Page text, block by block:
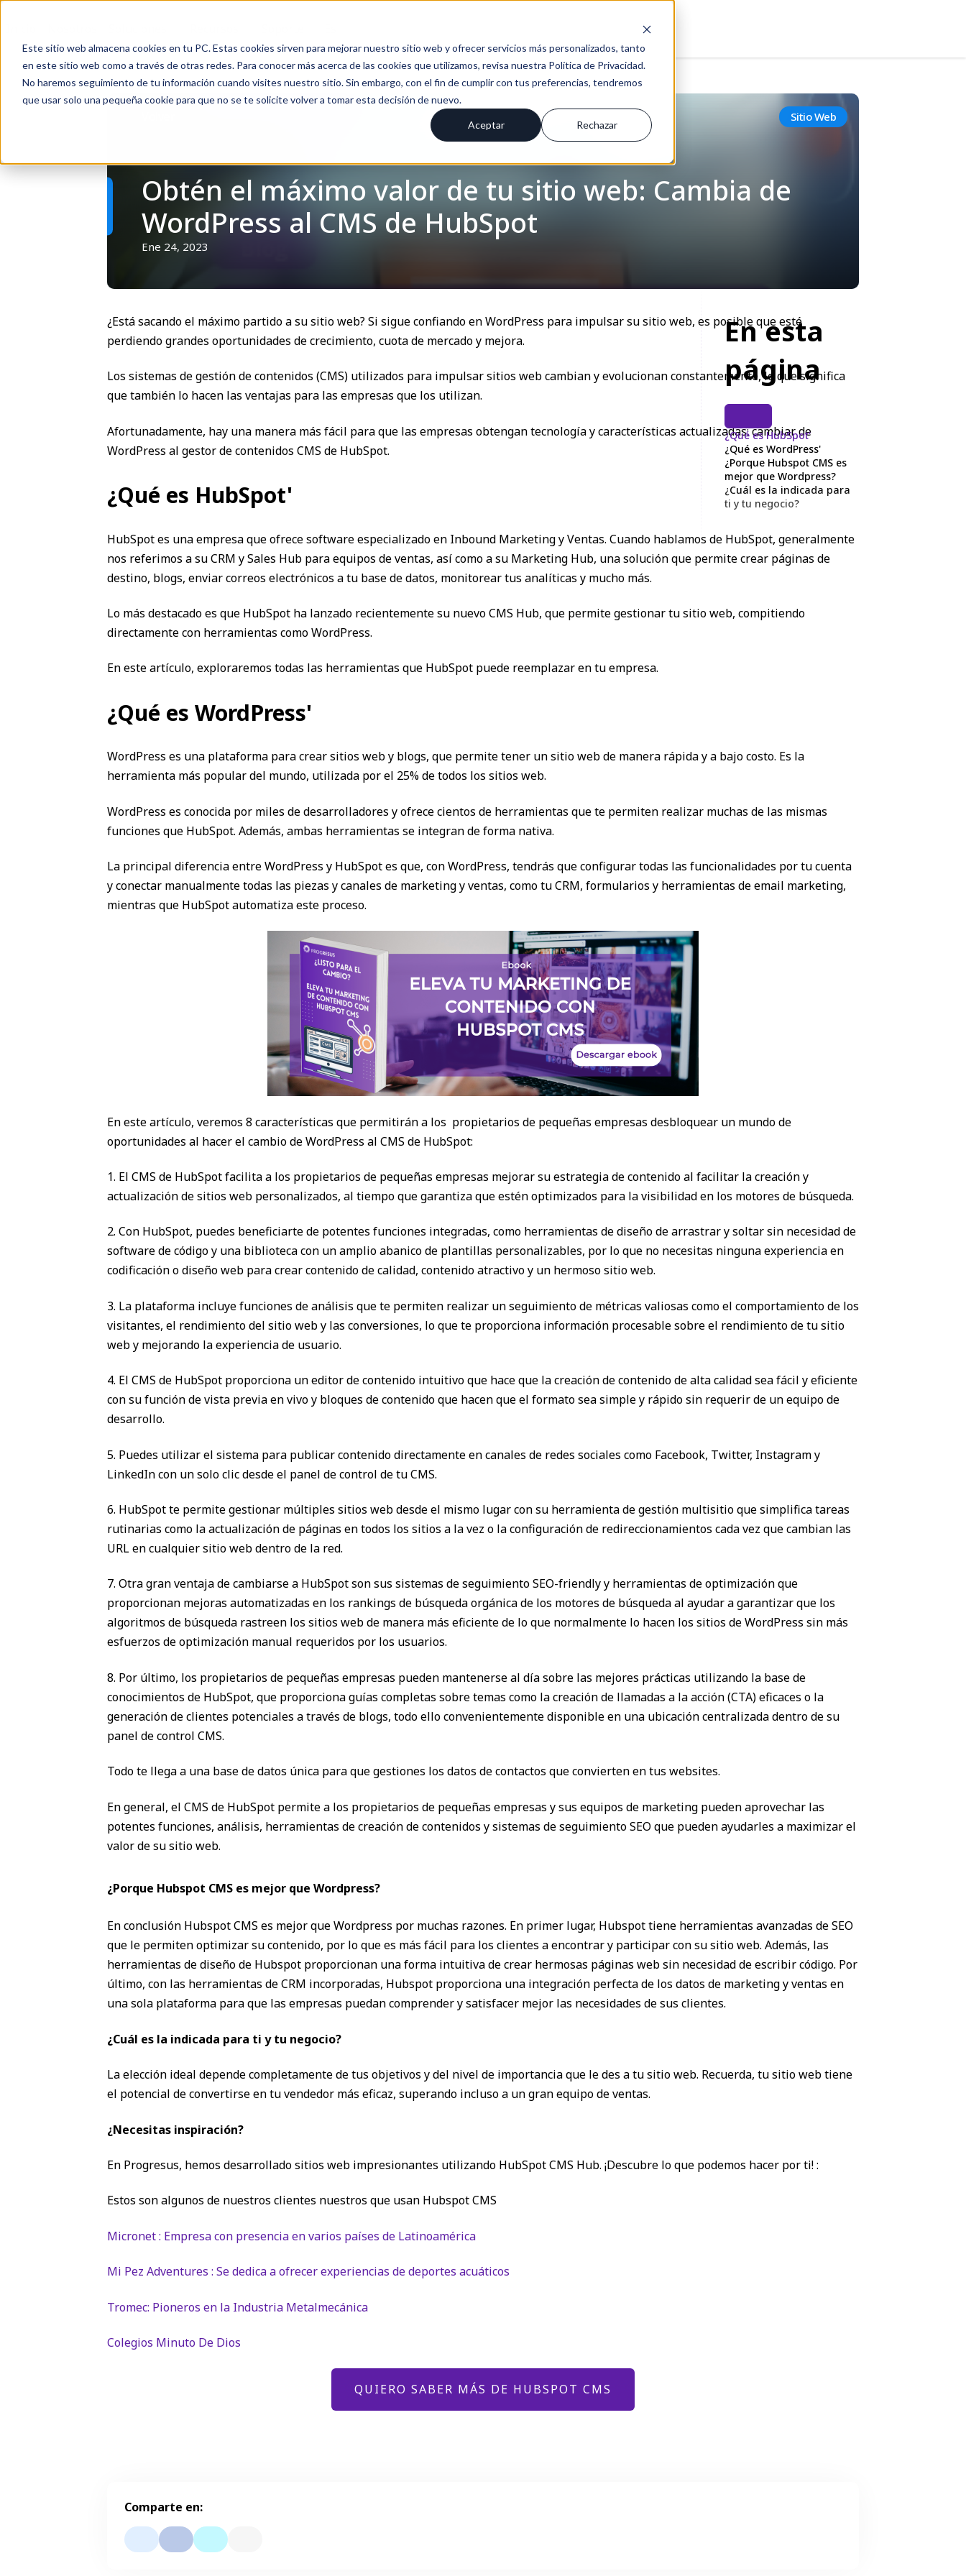
Este sitio web almacena cookies en tu PC. Estas cookies sirven para mejorar nuestro sitio web y ofrecer servicios más personalizados, tanto
en este sitio web como a través de otras redes. Para conocer más acerca de las cookies que utilizamos, revisa nuestra Política de Privacidad.
No haremos seguimiento de tu información cuando visites nuestro sitio. Sin embargo, con el fin de cumplir con tus preferencias, tendremos
que usar solo una pequeña cookie para que no se te solicite volver a tomar esta decisión de nuevo.
Aceptar Rechazar
Sitio Web
Obtén el máximo valor de tu sitio web: Cambia de
WordPress al CMS de HubSpot
Ene 24, 2023
¿Está sacando el máximo partido a su sitio web? Si sigue confiando en WordPress para impulsar su sitio web, es posible que esté
perdiendo grandes oportunidades de crecimiento, cuota de mercado y mejora.
Los sistemas de gestión de contenidos (CMS) utilizados para impulsar sitios web cambian y evolucionan constantemente, lo que significa
que también lo hacen las ventajas para las empresas que los utilizan.
Afortunadamente, hay una manera más fácil para que las empresas obtengan tecnología y características actualizadas: cambiar de
WordPress al gestor de contenidos CMS de HubSpot.
¿Qué es HubSpot'
HubSpot es una empresa que ofrece software especializado en Inbound Marketing y Ventas. Cuando hablamos de HubSpot, generalmente
nos referimos a su CRM y Sales Hub para equipos de ventas, así como a su Marketing Hub, una solución que permite crear páginas de
destino, blogs, enviar correos electrónicos a tu base de datos, monitorear tus analíticas y mucho más.
Lo más destacado es que HubSpot ha lanzado recientemente su nuevo CMS Hub, que permite gestionar tu sitio web, compitiendo
directamente con herramientas como WordPress.
En este artículo, exploraremos todas las herramientas que HubSpot puede reemplazar en tu empresa.
¿Qué es WordPress'
WordPress es una plataforma para crear sitios web y blogs, que permite tener un sitio web de manera rápida y a bajo costo. Es la
herramienta más popular del mundo, utilizada por el 25% de todos los sitios web.
WordPress es conocida por miles de desarrolladores y ofrece cientos de herramientas que te permiten realizar muchas de las mismas
funciones que HubSpot. Además, ambas herramientas se integran de forma nativa.
La principal diferencia entre WordPress y HubSpot es que, con WordPress, tendrás que configurar todas las funcionalidades por tu cuenta
y conectar manualmente todas las piezas y canales de marketing y ventas, como tu CRM, formularios y herramientas de email marketing,
mientras que HubSpot automatiza este proceso.
En este artículo, veremos 8 características que permitirán a los propietarios de pequeñas empresas desbloquear un mundo de
oportunidades al hacer el cambio de WordPress al CMS de HubSpot:
1. El CMS de HubSpot facilita a los propietarios de pequeñas empresas mejorar su estrategia de contenido al facilitar la creación y
actualización de sitios web personalizados, al tiempo que garantiza que estén optimizados para la visibilidad en los motores de búsqueda.
2. Con HubSpot, puedes beneficiarte de potentes funciones integradas, como herramientas de diseño de arrastrar y soltar sin necesidad de
software de código y una biblioteca con un amplio abanico de plantillas personalizables, por lo que no necesitas ninguna experiencia en
codificación o diseño web para crear contenido de calidad, contenido atractivo y un hermoso sitio web.
3. La plataforma incluye funciones de análisis que te permiten realizar un seguimiento de métricas valiosas como el comportamiento de los
visitantes, el rendimiento del sitio web y las conversiones, lo que te proporciona información procesable sobre el rendimiento de tu sitio
web y mejorando la experiencia de usuario.
4. El CMS de HubSpot proporciona un editor de contenido intuitivo que hace que la creación de contenido de alta calidad sea fácil y eficiente
con su función de vista previa en vivo y bloques de contenido que hacen que el formato sea simple y rápido sin requerir de un equipo de
desarrollo.
5. Puedes utilizar el sistema para publicar contenido directamente en canales de redes sociales como Facebook, Twitter, Instagram y
LinkedIn con un solo clic desde el panel de control de tu CMS.
6. HubSpot te permite gestionar múltiples sitios web desde el mismo lugar con su herramienta de gestión multisitio que simplifica tareas
rutinarias como la actualización de páginas en todos los sitios a la vez o la configuración de redireccionamientos cada vez que cambian las
URL en cualquier sitio web dentro de la red.
7. Otra gran ventaja de cambiarse a HubSpot son sus sistemas de seguimiento SEO-friendly y herramientas de optimización que
proporcionan mejoras automatizadas en los rankings de búsqueda orgánica de los motores de búsqueda al ayudar a garantizar que los
algoritmos de búsqueda rastreen los sitios web de manera más eficiente de lo que normalmente lo hacen los sitios de WordPress sin más
esfuerzos de optimización manual requeridos por los usuarios.
8. Por último, los propietarios de pequeñas empresas pueden mantenerse al día sobre las mejores prácticas utilizando la base de
conocimientos de HubSpot, que proporciona guías completas sobre temas como la creación de llamadas a la acción (CTA) eficaces o la
generación de clientes potenciales a través de blogs, todo ello convenientemente disponible en una ubicación centralizada dentro de su
panel de control CMS.
Todo te llega a una base de datos única para que gestiones los datos de contactos que convierten en tus websites.
En general, el CMS de HubSpot permite a los propietarios de pequeñas empresas y sus equipos de marketing pueden aprovechar las
potentes funciones, análisis, herramientas de creación de contenidos y sistemas de seguimiento SEO que pueden ayudarles a maximizar el
valor de su sitio web.
¿Porque Hubspot CMS es mejor que Wordpress?
En conclusión Hubspot CMS es mejor que Wordpress por muchas razones. En primer lugar, Hubspot tiene herramientas avanzadas de SEO
que le permiten optimizar su contenido, por lo que es más fácil para los clientes a encontrar y participar con su sitio web. Además, las
herramientas de diseño de Hubspot proporcionan una forma intuitiva de crear hermosas páginas web sin necesidad de escribir código. Por
último, con las herramientas de CRM incorporadas, Hubspot proporciona una integración perfecta de los datos de marketing y ventas en
una sola plataforma para que las empresas puedan comprender y satisfacer mejor las necesidades de sus clientes.
¿Cuál es la indicada para ti y tu negocio?
La elección ideal depende completamente de tus objetivos y del nivel de importancia que le des a tu sitio web. Recuerda, tu sitio web tiene
el potencial de convertirse en tu vendedor más eficaz, superando incluso a un gran equipo de ventas.
¿Necesitas inspiración?
En Progresus, hemos desarrollado sitios web impresionantes utilizando HubSpot CMS Hub. ¡Descubre lo que podemos hacer por ti! :
Estos son algunos de nuestros clientes nuestros que usan Hubspot CMS
Micronet : Empresa con presencia en varios países de Latinoamérica
Mi Pez Adventures : Se dedica a ofrecer experiencias de deportes acuáticos
Tromec: Pioneros en la Industria Metalmecánica
Colegios Minuto De Dios
QUIERO SABER MÁS DE HUBSPOT CMS
En esta
página
¿Qué es HubSpot'
¿Qué es WordPress'
¿Porque Hubspot CMS es
mejor que Wordpress?
¿Cuál es la indicada para
ti y tu negocio?
Comparte en: